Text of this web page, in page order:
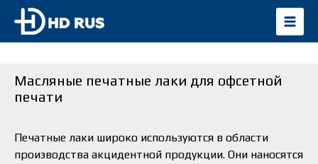
Масляные печатные лаки для офсетной
печати
Печатные лаки широко используются в области
производства акцидентной продукции. Они наносятся